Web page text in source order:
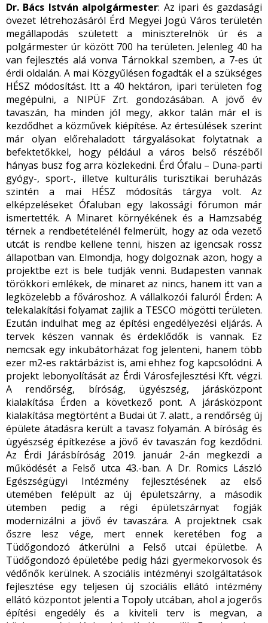
Dr. Bács István alpolgármester: Az ipari és gazdasági
övezet létrehozásáról Érd Megyei Jogú Város területén
megállapodás született a miniszterelnök úr és a
polgármester úr között 700 ha területen. Jelenleg 40 ha
van fejlesztés alá vonva Tárnokkal szemben, a 7-es út
érdi oldalán. A mai Közgyűlésen fogadták el a szükséges
HÉSZ módosítást. Itt a 40 hektáron, ipari területen fog
megépülni, a NIPÜF Zrt. gondozásában. A jövő év
tavaszán, ha minden jól megy, akkor talán már el is
kezdődhet a közművek kiépítése. Az értesülések szerint
már olyan előrehaladott tárgyalásokat folytatnak a
befektetőkkel, hogy például a város belső részéből
hányas busz fog arra közlekedni. Érd Ófalu – Duna-parti
gyógy-, sport-, illetve kulturális turisztikai beruházás
szintén a mai HÉSZ módosítás tárgya volt. Az
elképzeléseket Ófaluban egy lakossági fórumon már
ismertették. A Minaret környékének és a Hamzsabég
térnek a rendbetételénél felmerült, hogy az oda vezető
utcát is rendbe kellene tenni, hiszen az igencsak rossz
állapotban van. Elmondja, hogy dolgoznak azon, hogy a
projektbe ezt is bele tudják venni. Budapesten vannak
törökkori emlékek, de minaret az nincs, hanem itt van a
legközelebb a fővároshoz. A vállalkozói faluról Érden: A
telekalakítási folyamat zajlik a TESCO mögötti területen.
Ezután indulhat meg az építési engedélyezési eljárás. A
tervek készen vannak és érdeklődők is vannak. Ez
nemcsak egy inkubátorházat fog jelenteni, hanem több
ezer m2-es raktárbázist is, ami ehhez fog kapcsolódni. A
projekt lebonyolítását az Érdi Városfejlesztési Kft. végzi.
A rendőrség, bíróság, ügyészség, járásközpont
kialakítása Érden a következő pont. A járásközpont
kialakítása megtörtént a Budai út 7. alatt., a rendőrség új
épülete átadásra került a tavasz folyamán. A bíróság és
ügyészség építkezése a jövő év tavaszán fog kezdődni.
Az Érdi Járásbíróság 2019. január 2-án megkezdi a
működését a Felső utca 43.-ban. A Dr. Romics László
Egészségügyi Intézmény fejlesztésének az első
ütemében felépült az új épületszárny, a második
ütemben pedig a régi épületszárnyat fogják
modernizálni a jövő év tavaszára. A projektnek csak
őszre lesz vége, mert ennek keretében fog a
Tüdőgondozó átkerülni a Felső utcai épületbe. A
Tüdőgondozó épületébe pedig házi gyermekorvosok és
védőnők kerülnek. A szociális intézményi szolgáltatások
fejlesztése egy teljesen új szociális ellátó intézmény
ellátó központot jelenti a Topoly utcában, ahol a jogerős
építési engedély és a kiviteli terv is megvan, a